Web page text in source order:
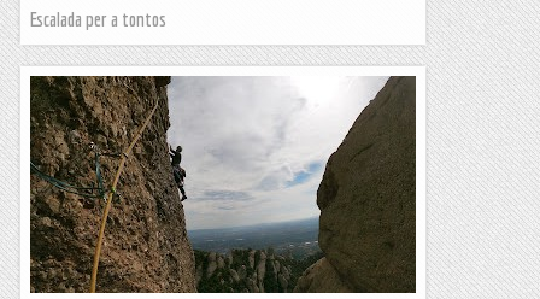
Escalada per a tontos